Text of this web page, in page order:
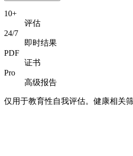
10+
评估
24/7
即时结果
PDF
证书
Pro
高级报告
仅用于教育性自我评估。健康相关